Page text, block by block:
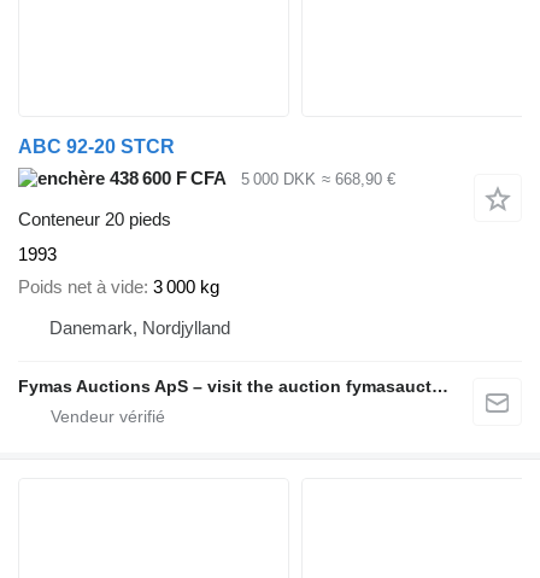
ABC 92-20 STCR
438 600 F CFA
5 000 DKK ≈ 668,90 €
Conteneur 20 pieds
1993
Poids net à vide 3 000 kg
Danemark, Nordjylland
Fymas Auctions ApS – visit the auction fymasauctions.dk